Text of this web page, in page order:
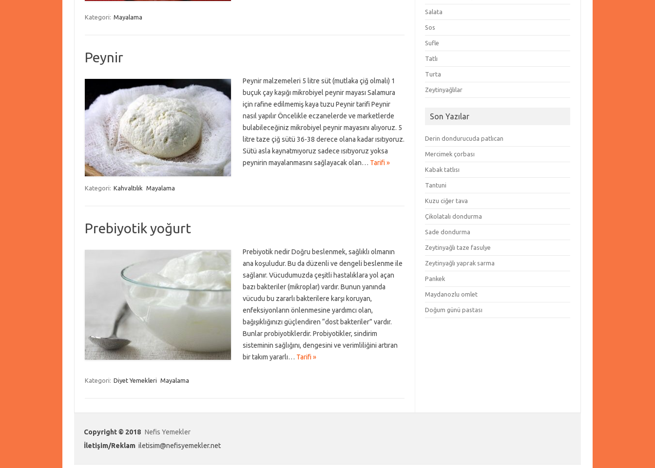
Kategori: Mayalama
Peynir
Peynir malzemeleri 5 litre süt (mutlaka çiğ olmalı) 1
buçuk çay kaşığı mikrobiyel peynir mayası Salamura
için rafine edilmemiş kaya tuzu Peynir tarifi Peynir
nasıl yapılır Öncelikle eczanelerde ve marketlerde
bulabileceğiniz mikrobiyel peynir mayasını alıyoruz. 5
litre taze çiğ sütü 36-38 derece olana kadar ısıtıyoruz.
Sütü asla kaynatmıyoruz sadece ısıtıyoruz yoksa
peynirin mayalanmasını sağlayacak olan… Tarifi »
Kategori: Kahvaltılık Mayalama
Prebiyotik yoğurt
Prebiyotik nedir Doğru beslenmek, sağlıklı olmanın
ana koşuludur. Bu da düzenli ve dengeli beslenme ile
sağlanır. Vücudumuzda çeşitli hastalıklara yol açan
bazı bakteriler (mikroplar) vardır. Bunun yanında
vücudu bu zararlı bakterilere karşı koruyan,
enfeksiyonların önlenmesine yardımcı olan,
bağışıklığınızı güçlendiren “dost bakteriler” vardır.
Bunlar probiyotiklerdir. Probiyotikler, sindirim
sisteminin sağlığını, dengesini ve verimliliğini artıran
bir takım yararlı… Tarifi »
Kategori: Diyet Yemekleri Mayalama
Salata
Sos
Sufle
Tatlı
Turta
Zeytinyağlılar
Son Yazılar
Derin dondurucuda patlıcan
Mercimek çorbası
Kabak tatlısı
Tantuni
Kuzu ciğer tava
Çikolatalı dondurma
Sade dondurma
Zeytinyağlı taze fasulye
Zeytinyağlı yaprak sarma
Pankek
Maydanozlu omlet
Doğum günü pastası
Copyright © 2018 Nefis Yemekler
İletişim/Reklam iletisim@nefisyemekler.net